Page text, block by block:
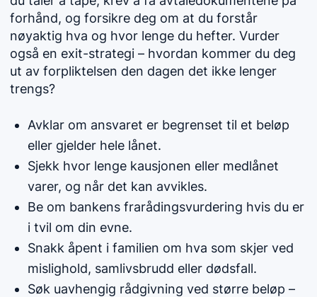
forhånd, og forsikre deg om at du forstår
nøyaktig hva og hvor lenge du hefter. Vurder
også en exit-strategi – hvordan kommer du deg
ut av forpliktelsen den dagen det ikke lenger
trengs?
Avklar om ansvaret er begrenset til et beløp
eller gjelder hele lånet.
Sjekk hvor lenge kausjonen eller medlånet
varer, og når det kan avvikles.
Be om bankens frarådingsvurdering hvis du er
i tvil om din evne.
Snakk åpent i familien om hva som skjer ved
mislighold, samlivsbrudd eller dødsfall.
Søk uavhengig rådgivning ved større beløp –